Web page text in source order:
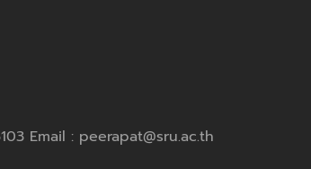
Email : peerapat@sru.ac.th